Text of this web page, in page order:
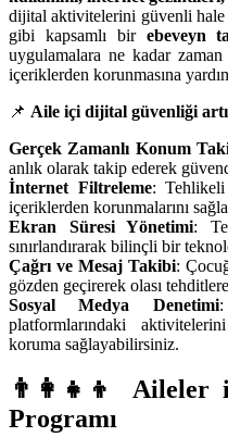
dijital aktivitelerini güvenli hale
gibi kapsamlı bir ebeveyn
uygulamalara ne kadar zaman
içeriklerden korunmasına
📌 Aile içi dijital güvenliği
Gerçek Zamanlı Konum
anlık olarak takip ederek
İnternet Filtreleme: Tehlikeli
içeriklerden korunmalarını
Ekran Süresi Yönetimi:
sınırlandırarak bilinçli bir
Çağrı ve Mesaj Takibi:
gözden geçirerek olası
Sosyal Medya Denetimi:
platformlarındaki
koruma sağlayabilirsiniz.
👨‍👩‍👧‍👦 Aileler
Programı